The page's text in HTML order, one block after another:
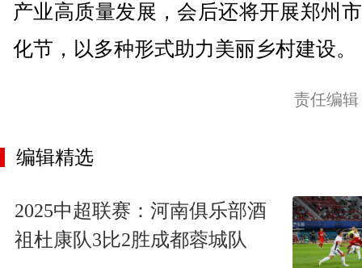
产业高质量发展，会后还将开展郑州
化节，以多种形式助力美丽乡村建设。
责任编
编辑精选
2025中超联赛：河南俱乐部酒
祖杜康队3比2胜成都蓉城队